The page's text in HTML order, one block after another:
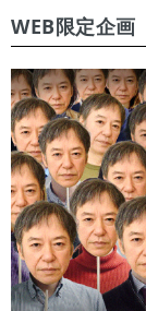
WEB限定企